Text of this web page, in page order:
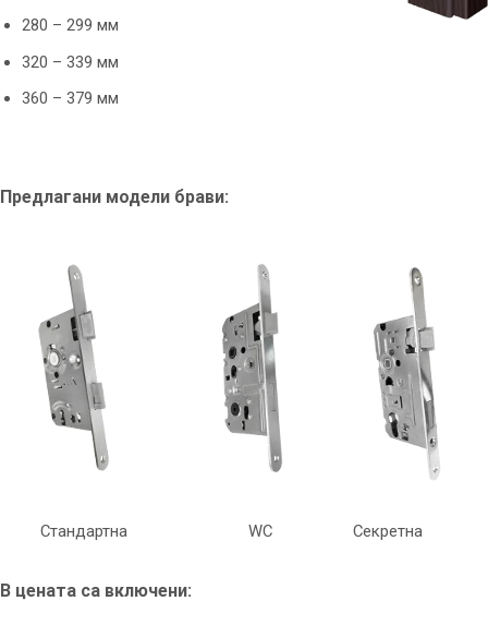
280 – 299 мм
320 – 339 мм
360 – 379 мм
Предлагани модели брави:
Стандартна WC Секретна
В цената са включени: